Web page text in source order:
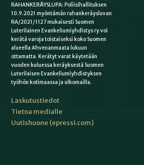
RAHANKERÄYSLUPA: Poliisihallituksen
10.9.2021 myöntämän rahankeräysluvan
RA/2021/1127 mukaisesti Suomen
Luterilainen Evankeliumiyhdistys ry voi
kerätä varoja toistaiseksi koko Suomen
alueella Ahvenanmaata lukuun
ottamatta. Kerätyt varat käytetään
vuoden kuluessa keräyksestä Suomen
Luterilaisen Evankeliumiyhdistyksen
työhön kotimaassa ja ulkomailla.
Laskutustiedot
Tietoa medialle
Uutishuone (epressi.com)